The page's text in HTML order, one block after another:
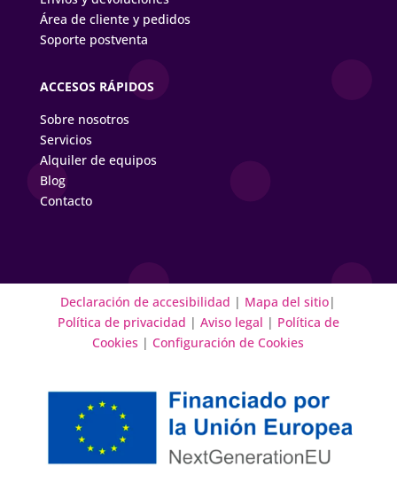
Área de cliente y pedidos
Soporte postventa
ACCESOS RÁPIDOS
Sobre nosotros
Servicios
Alquiler de equipos
Blog
Contacto
Declaración de accesibilidad | Mapa del sitio|
Política de privacidad | Aviso legal | Política de
Cookies |Configuración de Cookies